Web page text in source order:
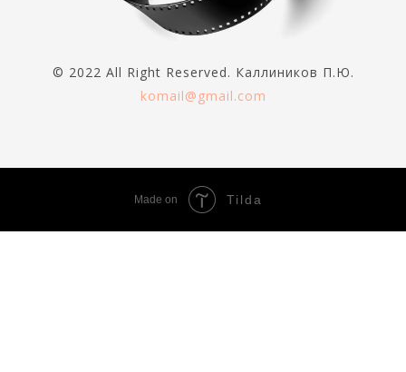
© 2022 All Right Reserved. Каллиников П.Ю.
komail@gmail.com
Made on Tilda